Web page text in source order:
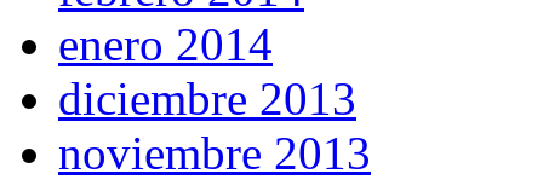
enero 2014
diciembre 2013
noviembre 2013